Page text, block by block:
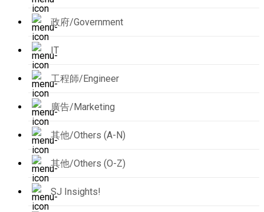
政府/Government
IT
工程師/Engineer
廣告/Marketing
其他/Others (A-N)
其他/Others (O-Z)
SJ Insights!